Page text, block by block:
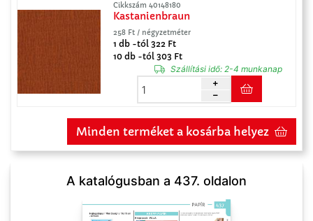
Cikkszám 40148180
Kastanienbraun
258 Ft / négyzetméter
1 db -tól 322 Ft
10 db -tól 303 Ft
Szállítási idő:2-4 munkanap
Minden terméket a kosárba helyez
A katalógusban a 437. oldalon